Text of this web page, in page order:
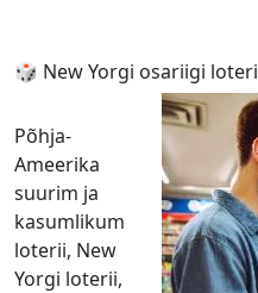
🎲 New Yorgi osariigi
Põhja-
Ameerika
suurim ja
kasumlikum
loterii, New
Yorgi loterii,